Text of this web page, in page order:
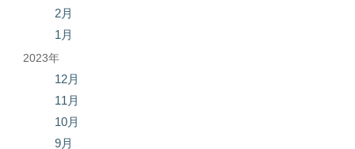
2月
1月
2023年
12月
11月
10月
9月